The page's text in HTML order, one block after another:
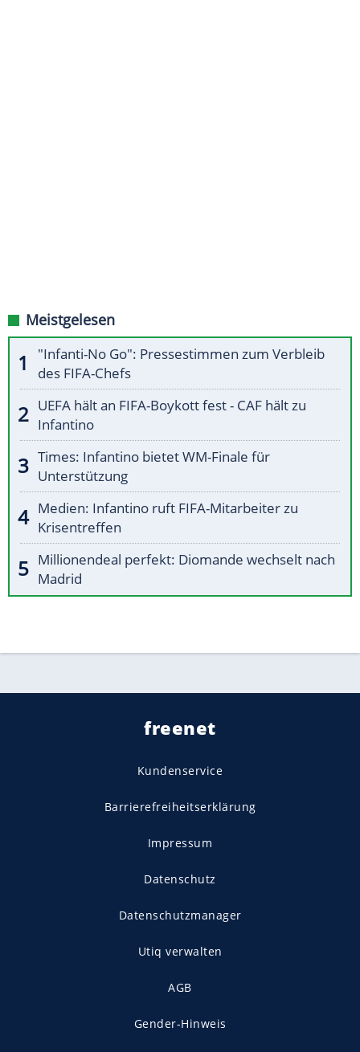
Meistgelesen
"Infanti-No Go": Pressestimmen zum Verbleib
des FIFA-Chefs
UEFA hält an FIFA-Boykott fest - CAF hält zu
Infantino
Times: Infantino bietet WM-Finale für
Unterstützung
Medien: Infantino ruft FIFA-Mitarbeiter zu
Krisentreffen
Millionendeal perfekt: Diomande wechselt nach
Madrid
freenet
Kundenservice
Barrierefreiheitserklärung
Impressum
Datenschutz
Datenschutzmanager
Utiq verwalten
AGB
Gender-Hinweis